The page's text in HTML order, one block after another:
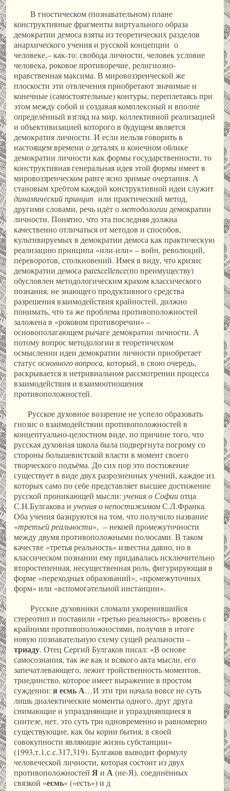
В гностическом (познавательном) плане
конструктивные фрагменты виртуального образа
демократии демоса взяты из теоретических разделов
анархического учения и русской концепции о
человеке,– как-то: свобода личности, человек условие
человека, роковое противоречие, религиозно-
нравственная максима. В мировоззренческой же
плоскости эти отвлечения приобретают значимые и
конечные (самостоятельные) контуры, переплетаясь при
этом между собой и создавая комплексный и вполне
определённый взгляд на мир, коллективной реализацией
и объективизацией которого в будущем является
демократия личности. И если нельзя говорить в
настоящем времени о деталях и конечном облике
демократии личности как формы государственности, то
конструктивная генеральная идея этой формы имеет в
мировоззренческом ранге ясно зримые очертания. А
становым хребтом каждой конструктивной идеи служит
динамический принцип или практический метод,
другими словами, речь идёт о методологии демократии
личности. Понятно, что эта последняя должна
качественно отличаться от методов и способов,
культивируемых в демократии демоса как практическую
реализацию принципа «или-или» – войн, революций,
переворотов, столкновений. Имея в виду, что кризис
демократии демоса parexcellence(по преимуществу)
обусловлен методологическим крахом классического
познания, не знающего продуктивного средства
разрешения взаимодействия крайностей, должно
понимать, что та же проблема противоположностей
заложена в «роковом противоречии» –
основополагающем рычаге демократии личности. А
потому вопрос методологии в теоретическом
осмыслении идеи демократии личности приобретает
статусосновного вопроса, который, в свою очередь,
раскрывается в нетривиальном рассмотрении процесса
взаимодействия и взаимоотношения
противоположностей.
Русское духовное воззрение не успело образовать
гнозис о взаимодействии противоположностей в
концептуально-целостном виде, по причине того, что
русская духовная школа была подвергнута погрому со
стороны большевистской власти в момент своего
творческого подъёма. До сих пор это постижение
существует в виде двух разрозненных учений, каждое из
которых само по себе представляет высшее достижение
русской проникающей мысли: учения о Софииотца
С.Н.Булгакова и учения о непостижимомС.Л.Франка.
Оба учения базируются на том, что получило название
«третьей реальности», – некоей промежуточности
между двумя противоположными полюсами. В таком
качестве «третья реальность» известна давно, но в
классическом познании ему придавалась исключительно
второстепенная, несущественная роль, фигурирующая в
форме «переходных образований», «промежуточных
форм» или «вспомогательной инстанции».
Русские духовники сломали укоренившийся
стереотип и поставили «третью реальность» вровень с
крайними противоположностями, получив в итоге
новую познавательную схему сущей реальности –
триаду. Отец Сергий Булгаков писал: «В основе
самосознания, так же как и всякого акта мысли, его
запечатлевающего, лежит тройственность моментов,
триединство, которое имеет выражение в простом
суждении: я есмь А…И эти три начала вовсе не суть
лишь диалектические моменты одного, друг друга
снимающие и упраздняющие и упраздняющиеся в
синтезе, нет, это суть три одновременно и равномерно
существующие, как бы корни бытия, в своей
совокупности являющие жизнь субстанции»
(1993,т.1,с.с.317,319). Булгаков выводит формулу
человеческой личности, которая состоит из двух
противоположностей Яи А(не-Я), соединённых
связкой «есмь» («есть») и д